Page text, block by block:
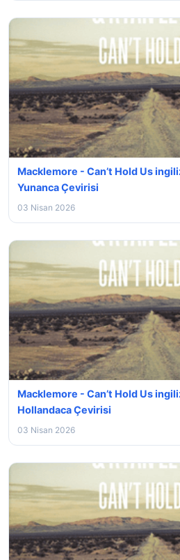
Macklemore - Can’t Hold Us
Yunanca Çevirisi
03 Nisan 2026
Macklemore - Can’t Hold Us
Hollandaca Çevirisi
03 Nisan 2026